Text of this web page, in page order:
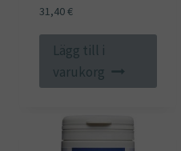
31,40€
Lägg till i
varukorg